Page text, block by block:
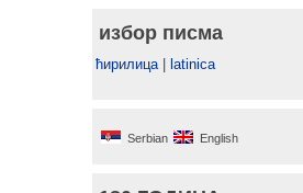
избор писма
ћирилица latinica
Serbian English